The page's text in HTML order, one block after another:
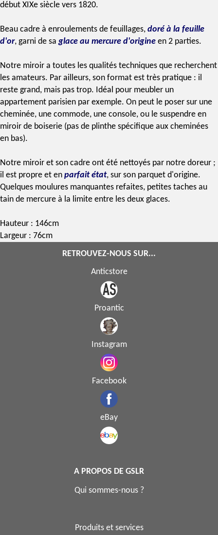
début XIXe siècle vers 1820.
Beau cadre à enroulements de feuillages, doré à la feuille
d'or, garni de saglace au mercure d'origine en 2 parties.
Notre miroir a toutes les qualités techniques que recherchent
les amateurs. Par ailleurs, son format est très pratique : il
reste grand, mais pas trop. Idéal pour meubler un
appartement parisien par exemple. On peut le poser sur une
cheminée, une commode, une console, ou le suspendre en
miroir de boiserie (pas de plinthe spécifique aux cheminées
en bas).
Notre miroir et son cadre ont été nettoyés par notre doreur ;
il est propre et en parfait état, sur son parquet d'origine.
Quelques moulures manquantes refaites, petites taches au
tain de mercure à la limite entre les deux glaces.
Hauteur : 146cm
Largeur : 76cm
RETROUVEZ-NOUS SUR...
Anticstore
Proantic
Instagram
Facebook
eBay
A PROPOS DE GSLR
Qui sommes-nous ?
Produits et services